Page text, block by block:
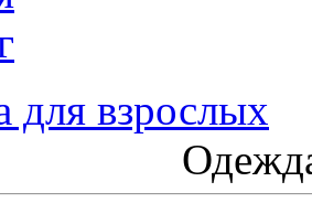
для взрослых